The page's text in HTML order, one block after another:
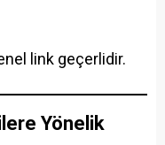
link geçerlidir.
Yönelik